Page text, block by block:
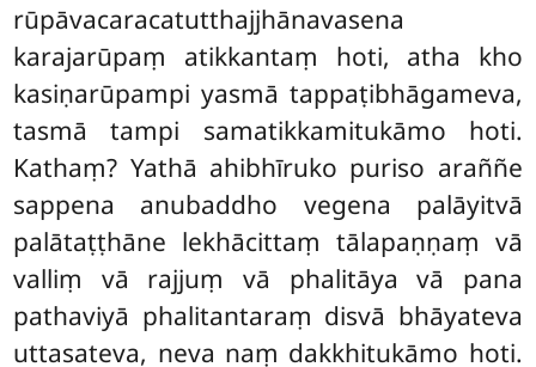
rūpāvacaracatutthajjhānavasena
karajarūpaṃ atikkantaṃ hoti, atha kho
kasiṇarūpampi yasmā tappaṭibhāgameva,
tasmā tampi samatikkamitukāmo hoti.
Kathaṃ? Yathā ahibhīruko puriso araññe
sappena anubaddho vegena palāyitvā
palātaṭṭhāne lekhācittaṃ tālapaṇṇaṃ vā
valliṃ vā rajjuṃ vā phalitāya vā pana
pathaviyā phalitantaraṃ disvā bhāyateva
uttasateva, neva naṃ dakkhitukāmo hoti.